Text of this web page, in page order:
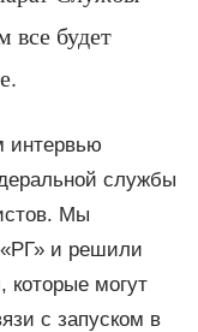
все будет
интервью
службы
Мы
и решили
которые могут
с запуском в